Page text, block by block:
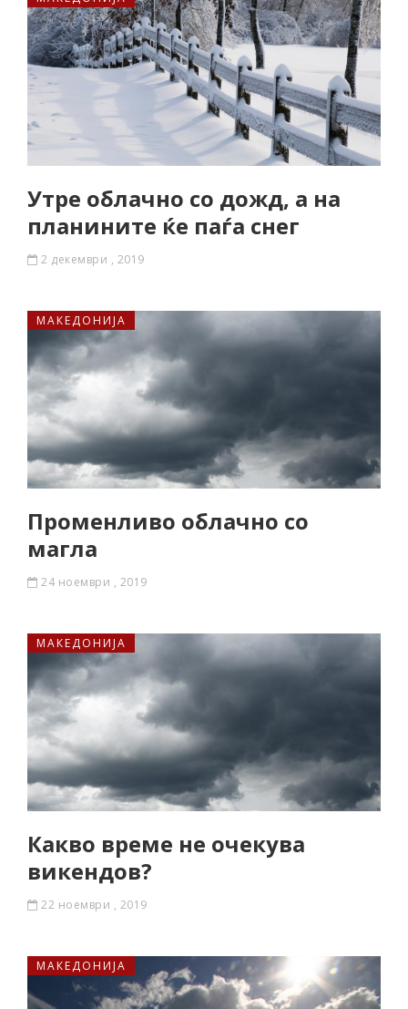
Утре облачно со дожд, а на
планините ќе паѓа снег
2 декември , 2019
МАКЕДОНИЈА
Променливо облачно со
магла
24 ноември , 2019
МАКЕДОНИЈА
Какво време не очекува
викендов?
22 ноември , 2019
МАКЕДОНИЈА